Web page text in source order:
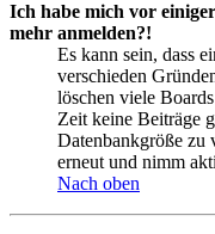
Ich habe mich vor
mehr anmelden?!
Es kann sein, dass
verschieden
löschen viele
Zeit keine Beiträge
Datenbankgröße zu
erneut und nimm
Nach oben